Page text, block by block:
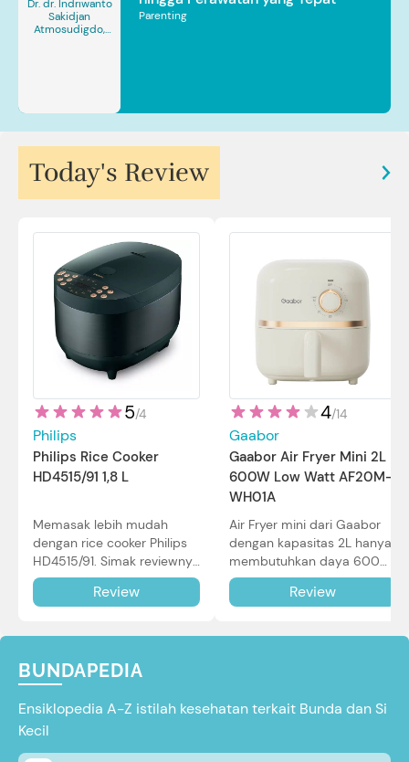
Dr. dr. Indriwanto
Sakidjan
Atmosudigdo,
Parenting
Today's Review
5/4
Philips
Philips Rice Cooker
HD4515/91 1,8 L
Memasak lebih mudah
dengan rice cooker Philips
HD4515/91. Simak reviewnya
di sini.
Review
4/14
Gaabor
Gaabor Air Fryer Mini 2L
600W Low Watt AF20M-
WH01A
Air Fryer mini dari Gaabor
dengan kapasitas 2L hanya
membutuhkan daya 600W
dalam pemakaian. Simak
review selengkapnya di sini.
Review
BUNDAPEDIA
Ensiklopedia A-Z istilah kesehatan terkait Bunda dan Si
Kecil